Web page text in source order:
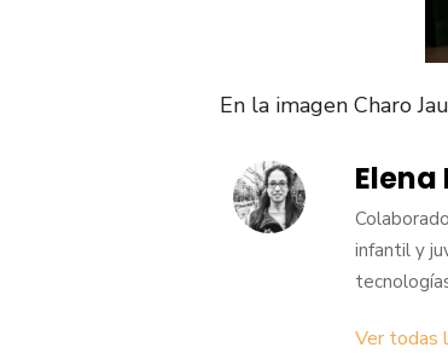
En la imagen Charo
Elena
infantil y
Ver todas